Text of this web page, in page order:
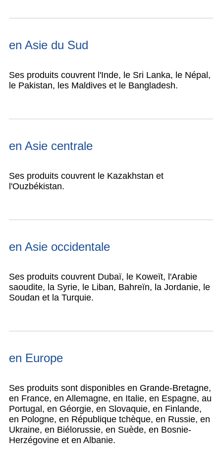
en Asie du Sud
Ses produits couvrent l'Inde, le Sri Lanka, le Népal,
le Pakistan, les Maldives et le Bangladesh.
en Asie centrale
Ses produits couvrent le Kazakhstan et
l'Ouzbékistan.
en Asie occidentale
Ses produits couvrent Dubaï, le Koweït, l'Arabie
saoudite, la Syrie, le Liban, Bahreïn, la Jordanie, le
Soudan et la Turquie.
en Europe
Ses produits sont disponibles en Grande-Bretagne,
en France, en Allemagne, en Italie, en Espagne, au
Portugal, en Géorgie, en Slovaquie, en Finlande,
en Pologne, en République tchèque, en Russie, en
Ukraine, en Biélorussie, en Suède, en Bosnie-
Herzégovine et en Albanie.